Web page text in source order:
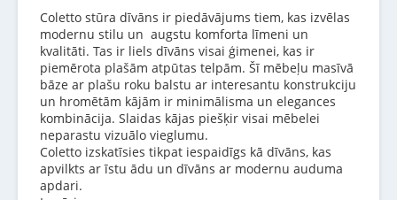
Coletto stūra dīvāns ir piedāvājums tiem, kas izvēlas
modernu stilu un augstu komforta līmeni un
kvalitāti. Tas ir liels dīvāns visai ģimenei, kas ir
piemērota plašām atpūtas telpām. Šī mēbeļu masīvā
bāze ar plašu roku balstu ar interesantu konstrukciju
un hromētām kājām ir minimālisma un elegances
kombinācija. Slaidas kājas piešķir visai mēbelei
neparastu vizuālo vieglumu.
Coletto izskatīsies tikpat iespaidīgs kā dīvāns, kas
apvilkts ar īstu ādu un dīvāns ar modernu auduma
apdari.